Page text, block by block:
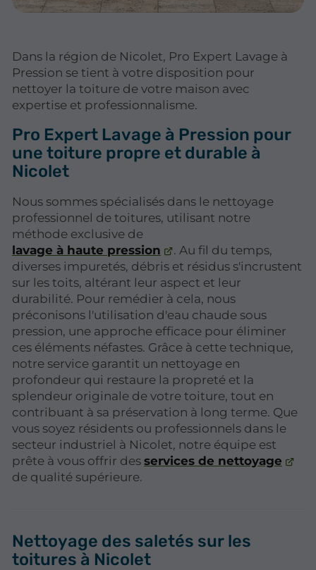
Dans la région de Nicolet, Pro Expert Lavage à
Pression se tient à votre disposition pour
nettoyer la toiture de votre maison avec
expertise et professionnalisme.
Pro Expert Lavage à Pression pour
une toiture propre et durable à
Nicolet
Nous sommes spécialisés dans le nettoyage
professionnel de toitures, utilisant notre
méthode exclusive de
lavage à haute pression
. Au fil du temps,
diverses impuretés, débris et résidus s'incrustent
sur les toits, altérant leur aspect et leur
durabilité. Pour remédier à cela, nous
préconisons l'utilisation d'eau chaude sous
pression, une approche efficace pour éliminer
ces éléments néfastes. Grâce à cette technique,
notre service garantit un nettoyage en
profondeur qui restaure la propreté et la
splendeur originale de votre toiture, tout en
contribuant à sa préservation à long terme. Que
vous soyez résidents ou professionnels dans le
secteur industriel à Nicolet, notre équipe est
prête à vous offrir des services de nettoyage
de qualité supérieure.
Nettoyage des saletés sur les
toitures à Nicolet